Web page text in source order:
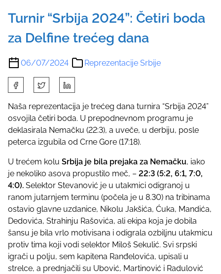
Turnir “Srbija 2024”: Četiri boda
za Delfine trećeg dana
06/07/2024 Reprezentacije Srbije
h
a
r
e
t
i
s
p
o
s
t
o
n
:
Naša reprezentacija je trećeg dana turnira “Srbija 2024”
osvojila četiri boda. U prepodnevnom programu je
deklasirala Nemačku (22:3), a uveče, u derbiju, posle
peterca izgubila od Crne Gore (17:18).
U trećem kolu Srbija je bila prejaka za Nemačku, iako
je nekoliko asova propustilo meč, – 22:3 (5:2, 6:1, 7:0,
4:0). Selektor Stevanović je u utakmici odigranoj u
ranom jutarnjem terminu (počela je u 8.30) na tribinama
ostavio glavne uzdanice, Nikolu Jakšića, Ćuka, Mandića,
Dedovića, Strahinju Rašovića, ali ekipa koja je dobila
šansu je bila vrlo motivisana i odigrala ozbiljnu utakmicu
protiv tima koji vodi selektor Miloš Sekulić. Svi srpski
igrači u polju, sem kapitena Ranđelovića, upisali u
strelce, a prednjačili su Ubović, Martinović i Radulović